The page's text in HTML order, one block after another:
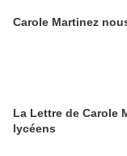
Carole Martinez
La Lettre de Carole
lycéens